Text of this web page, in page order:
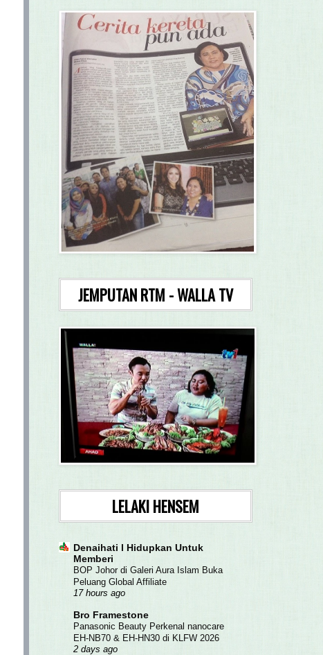
JEMPUTAN RTM - WALLA TV
LELAKI HENSEM
Denaihati l Hidupkan Untuk
Memberi
BOP Johor di Galeri Aura Islam Buka
Peluang Global Affiliate
17 hours ago
Bro Framestone
Panasonic Beauty Perkenal nanocare
EH-NB70 & EH-HN30 di KLFW 2026
2 days ago